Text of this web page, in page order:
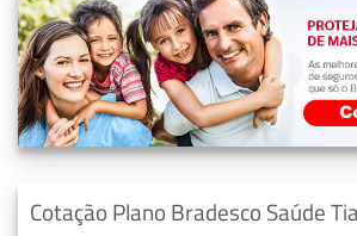
Cotação Plano Bradesco Saúde